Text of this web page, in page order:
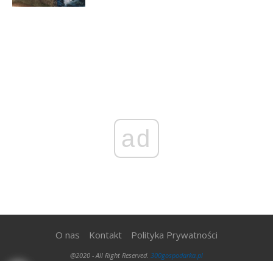
ad
O nas Kontakt Polityka Prywatności
@2020 - All Right Reserved. 300gospodarka.pl